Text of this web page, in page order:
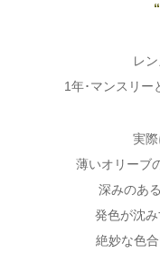
レ
1年･マンスリー
実
薄いオリーブ
深みのあ
発色が沈
絶妙な色